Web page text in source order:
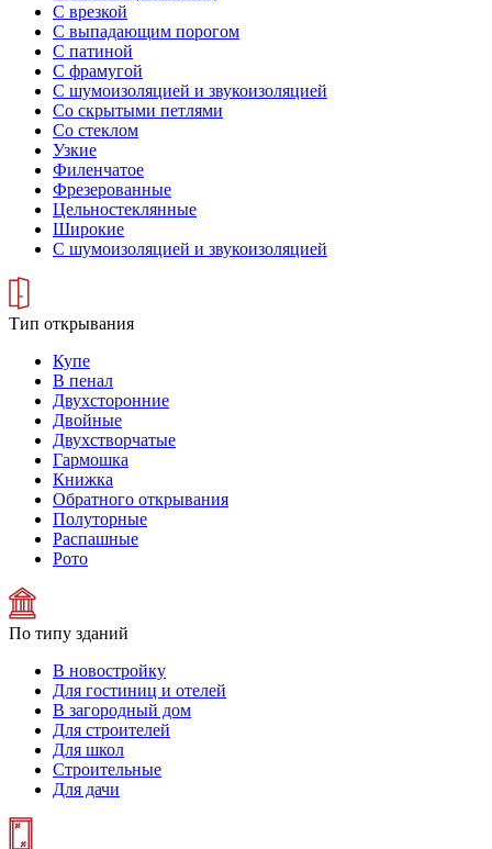
С врезкой
С выпадающим порогом
С патиной
С фрамугой
С шумоизоляцией и звукоизоляцией
Со скрытыми петлями
Со стеклом
Узкие
Филенчатое
Фрезерованные
Цельностеклянные
Широкие
С шумоизоляцией и звукоизоляцией
Тип открывания
Купе
В пенал
Двухсторонние
Двойные
Двухстворчатые
Гармошка
Книжка
Обратного открывания
Полуторные
Распашные
Рото
По типу зданий
В новостройку
Для гостиниц и отелей
В загородный дом
Для строителей
Для школ
Строительные
Для дачи